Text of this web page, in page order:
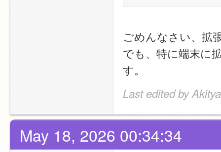
ごめんなさい、拡
でも、特に端末に
す。
Last edited by
May 18, 2026 00:34:34